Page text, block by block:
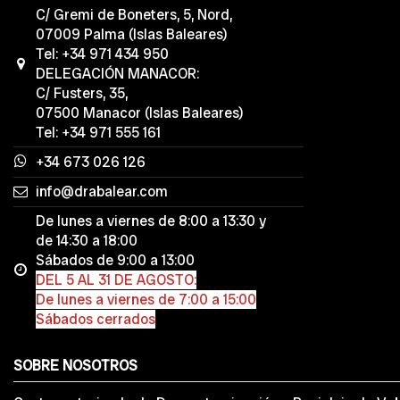
C/ Gremi de Boneters, 5, Nord,
07009 Palma (Islas Baleares)
Tel: +34 971 434 950
DELEGACIÓN MANACOR:
C/ Fusters, 35,
07500 Manacor (Islas Baleares)
Tel: +34 971 555 161
+34 673 026 126
info@drabalear.com
De lunes a viernes de 8:00 a 13:30 y
de 14:30 a 18:00
Sábados de 9:00 a 13:00
DEL 5 AL 31 DE AGOSTO:
De lunes a viernes de 7:00 a 15:00
Sábados cerrados
SOBRE NOSOTROS